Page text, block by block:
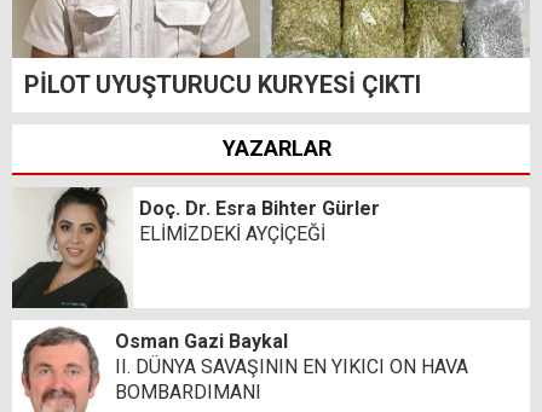
PİLOT UYUŞTURUCU KURYESİ ÇIKTI
YAZARLAR
Doç. Dr. Esra Bihter Gürler
ELİMİZDEKİ AYÇİÇEĞİ
Osman Gazi Baykal
II. DÜNYA SAVAŞININ EN YIKICI ON HAVA
BOMBARDIMANI